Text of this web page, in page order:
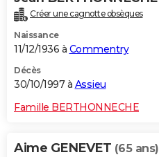
Créer une cagnotte obsèques
Naissance
11/12/1936 à Commentry
Décès
30/10/1997 à Assieu
Famille BERTHONNECHE
Aime GENEVET (65 ans)